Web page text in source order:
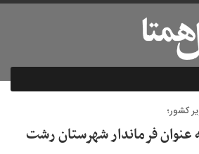
کشور؛
عنوان فرماندار شهرستان رشت